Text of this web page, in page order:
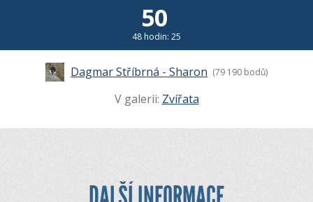
50
48 hodin: 25
Dagmar Stříbrná - Sharon (79 190 bodů)
V galerii: Zvířata